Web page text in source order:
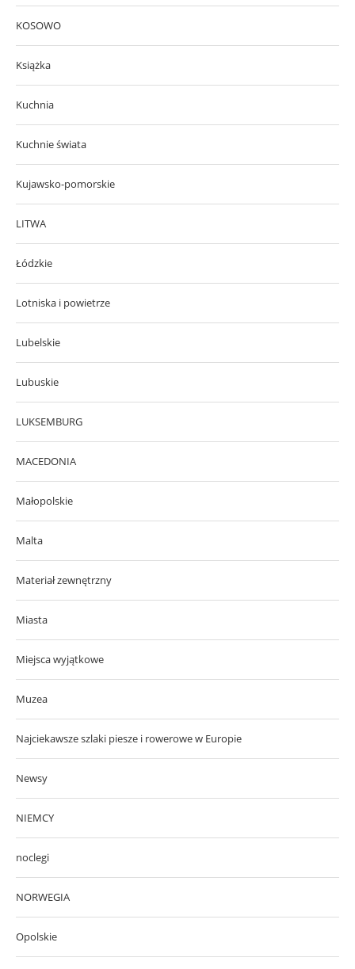
KOSOWO
Książka
Kuchnia
Kuchnie świata
Kujawsko-pomorskie
LITWA
Łódzkie
Lotniska i powietrze
Lubelskie
Lubuskie
LUKSEMBURG
MACEDONIA
Małopolskie
Malta
Materiał zewnętrzny
Miasta
Miejsca wyjątkowe
Muzea
Najciekawsze szlaki piesze i rowerowe w Europie
Newsy
NIEMCY
noclegi
NORWEGIA
Opolskie